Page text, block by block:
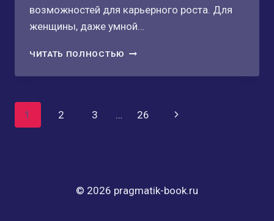
возможностей для карьерного роста. Для
женщины, даже умной…
ЧИТАТЬ ПОЛНОСТЬЮ ГОРТЕНЗИЯ
И
Навигация
1 2 3 … 26
Следующая
© 2026 pragmatik-book.ru